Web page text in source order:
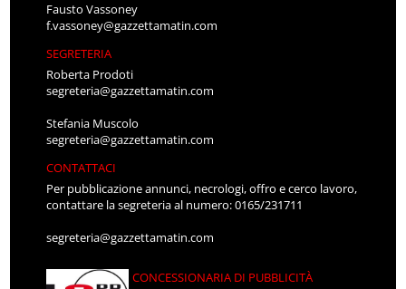
Fausto Vassoney
f.vassoney@gazzettamatin.com
SEGRETERIA
Roberta Prodoti
segreteria@gazzettamatin.com
Stefania Muscolo
segreteria@gazzettamatin.com
CONTATTACI
Per pubblicazione annunci, necrologi, offro e cerco lavoro,
contattare la segreteria al numero: 0165/231711
segreteria@gazzettamatin.com
CONCESSIONARIA DI PUBBLICITÀ